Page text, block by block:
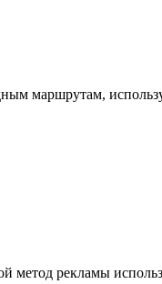
маршрутам,
метод рекламы